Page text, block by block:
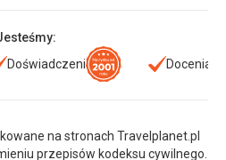
Doświadczeni Doceniani
na stronach Travelplanet.pl
przepisów kodeksu cywilnego.